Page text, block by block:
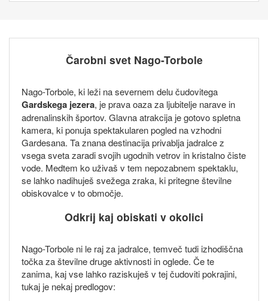
Čarobni svet Nago-Torbole
Nago-Torbole, ki leži na severnem delu čudovitega
Gardskega jezera, je prava oaza za ljubitelje narave in
adrenalinskih športov. Glavna atrakcija je gotovo spletna
kamera, ki ponuja spektakularen pogled na vzhodni
Gardesana. Ta znana destinacija privablja jadralce z
vsega sveta zaradi svojih ugodnih vetrov in kristalno čiste
vode. Medtem ko uživaš v tem nepozabnem spektaklu,
se lahko nadihuješ svežega zraka, ki pritegne številne
obiskovalce v to območje.
Odkrij kaj obiskati v okolici
Nago-Torbole ni le raj za jadralce, temveč tudi izhodiščna
točka za številne druge aktivnosti in oglede. Če te
zanima, kaj vse lahko raziskuješ v tej čudoviti pokrajini,
tukaj je nekaj predlogov: